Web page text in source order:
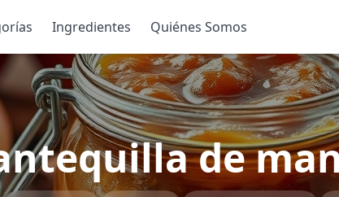
Ingredientes Quiénes Somos
de